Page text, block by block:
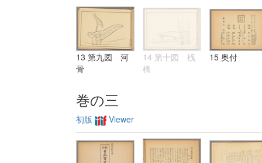
13 第九図 河
骨
14 第十図 桟
橋
15 奥付
巻の三
初版 Viewer